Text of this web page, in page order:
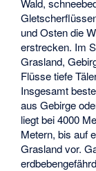
und Osten die
erstrecken. Im
Grasland,
Flüsse tiefe
Insgesamt
aus Gebirge
liegt bei 4000
Metern, bis auf
Grasland vor.